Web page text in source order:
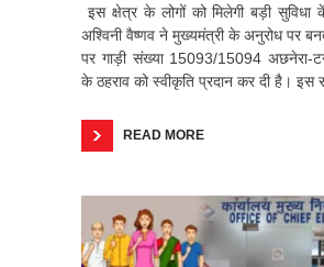
इस क्षेत्र के लोगों को मिलेगी बड़ी सुविधा
अश्विनी वैष्णव ने मुख्यमंत्री के अनुरोध पर
पर गाड़ी संख्या 15093/15094 अछनेरा-
के ठहराव को स्वीकृति प्रदान कर दी है। इस
READ MORE